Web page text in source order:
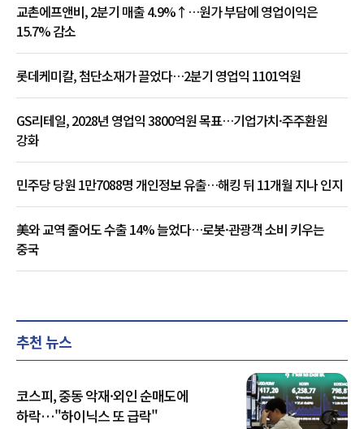
교촌에프앤비, 2분기 매출 4.9%↑…원가 부담에 영업이익은
15.7% 감소
롯데케미칼, 첨단소재가 끌었다…2분기 영업익 1101억원
GS리테일, 2028년 영업익 3800억원 목표…기업가치·주주환원
강화
민주당 당원 1만7088명 개인정보 유출…해킹 뒤 11개월 지나 인지
美와 교역 줄어도 수출 14% 늘었다…로봇·관광객 소비 키우는
중국
추천 뉴스
코스피, 중동 악재·외인 순매도에
하락…"하이닉스 또 급락"